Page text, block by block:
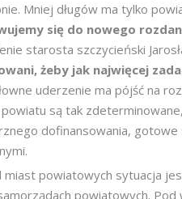
Mniej długów ma tylko
się do nowego
starosta szczycieński
żeby jak najwięcej
uderzenie ma pójść na
są tak
dofinansowania, gotowe
miast powiatowych sytuacja
powiatowych. Pod